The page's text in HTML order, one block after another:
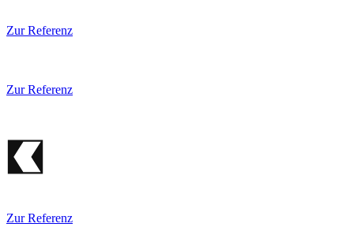
Zur Referenz
Zur Referenz
Zur Referenz